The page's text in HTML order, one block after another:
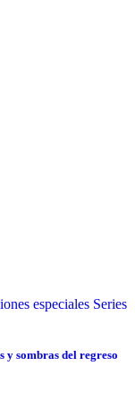
especiales Series
y sombras del regreso